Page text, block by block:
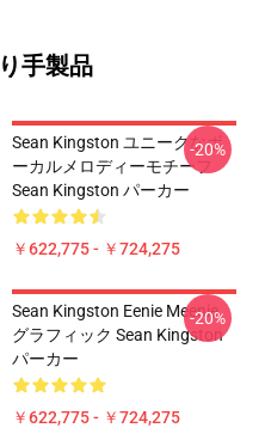
手製品
Sean Kingston ユニークなボ
ーカルメロディーモチーフ
Sean Kingston パーカー
￥622,775 - ￥724,275
-20%
Sean Kingston Eenie Meenie
グラフィック Sean Kingston
パーカー
￥622,775 - ￥724,275
-20%